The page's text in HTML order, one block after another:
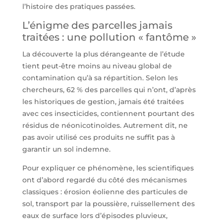
l’histoire des pratiques passées.
L’énigme des parcelles jamais
traitées : une pollution « fantôme »
La découverte la plus dérangeante de l’étude
tient peut-être moins au niveau global de
contamination qu’à sa répartition. Selon les
chercheurs, 62 % des parcelles qui n’ont, d’après
les historiques de gestion, jamais été traitées
avec ces insecticides, contiennent pourtant des
résidus de néonicotinoïdes. Autrement dit, ne
pas avoir utilisé ces produits ne suffit pas à
garantir un sol indemne.
Pour expliquer ce phénomène, les scientifiques
ont d’abord regardé du côté des mécanismes
classiques : érosion éolienne des particules de
sol, transport par la poussière, ruissellement des
eaux de surface lors d’épisodes pluvieux,